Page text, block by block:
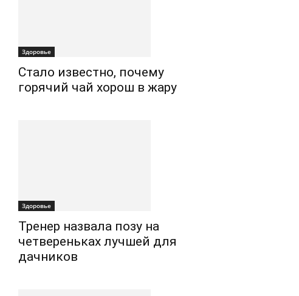
Здоровье
Стало известно, почему
горячий чай хорош в жару
Здоровье
Тренер назвала позу на
четвереньках лучшей для
дачников